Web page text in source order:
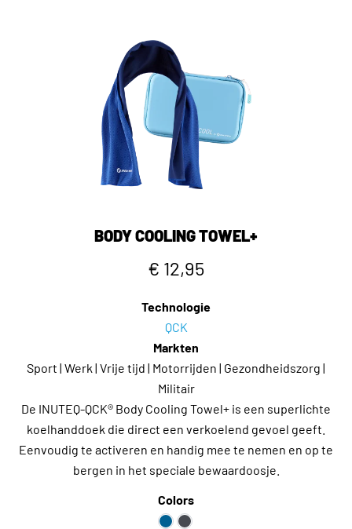
BODY COOLING TOWEL+
€ 12,95
Technologie
QCK
Markten
Sport | Werk | Vrije tijd | Motorrijden | Gezondheidszorg |
Militair
De INUTEQ-QCK® Body Cooling Towel+ is een superlichte
koelhanddoek die direct een verkoelend gevoel geeft.
Eenvoudig te activeren en handig mee te nemen en op te
bergen in het speciale bewaardoosje.
Colors